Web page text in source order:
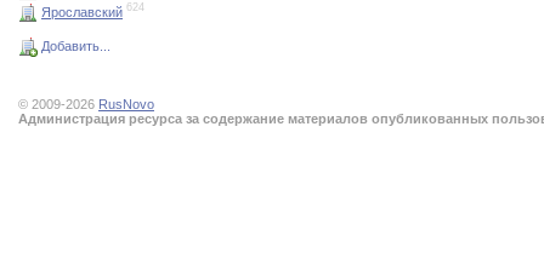
Ярославский 624
Добавить...
© 2009-2026 RusNovo
Администрация ресурса за содержание материалов опубликованных